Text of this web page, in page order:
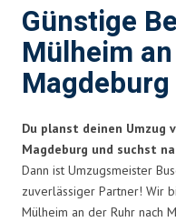
Günstige
Mülheim
Magdeburg
Du planst deinen Umzug
Magdeburg und suchst
Dann ist Umzugsmeister
zuverlässiger Partner! Wir
Mülheim an der Ruhr nach